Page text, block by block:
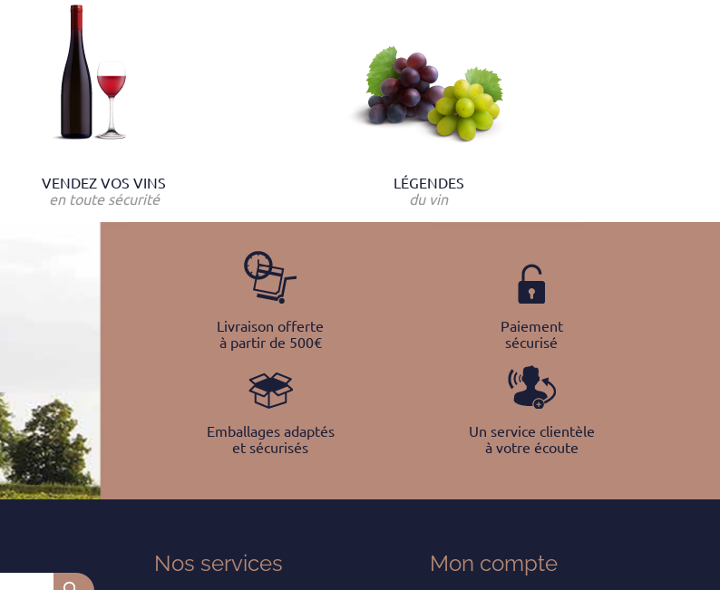
VENDEZ VOS VINS
en toute sécurité
LÉGENDES
du vin
Livraison offerte
à partir de 500€
Paiement
sécurisé
Emballages adaptés
et sécurisés
Un service clientèle
à votre écoute
Nos services Mon compte